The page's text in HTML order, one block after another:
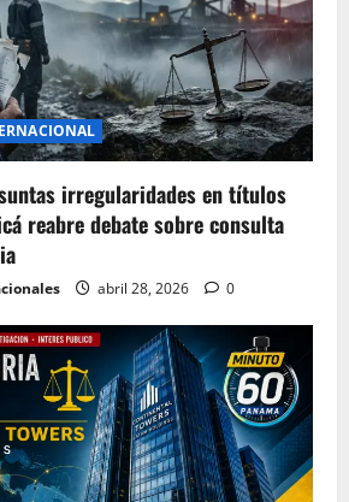
irregularidades en títulos
reabre debate sobre consulta
abril 28, 2026 0